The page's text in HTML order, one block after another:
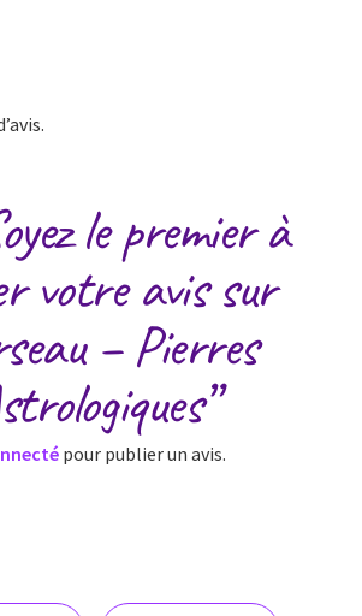
le premier à
votre avis sur
– Pierres
pour publier un avis.